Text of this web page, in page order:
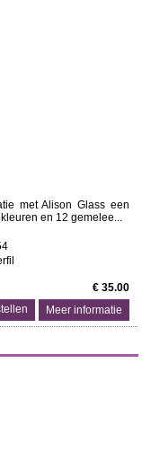
met Alison Glass een
en 12 gemelee...
€ 35.00
Meer informatie